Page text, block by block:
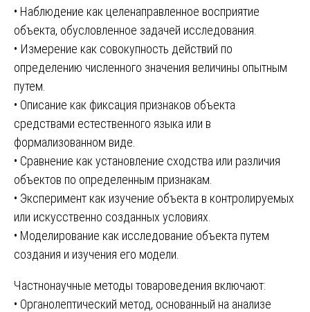
• Наблюдение как целенаправленное восприятие
объекта, обусловленное задачей исследования.
• Измерение как совокупность действий по
определению численного значения величины опытным
путем.
• Описание как фиксация признаков объекта
средствами естественного языка или в
формализованном виде.
• Сравнение как установление сходства или различия
объектов по определенным признакам.
• Эксперимент как изучение объекта в контролируемых
или искусственно созданных условиях.
• Моделирование как исследование объекта путем
создания и изучения его модели.
Частнонаучные методы товароведения включают:
• Органолептический метод, основанный на анализе